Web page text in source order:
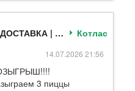
Суши Маркет 29 | ДОСТАВКА | роллы| суши| пицца Котлас
14.07.2026 21:56
3 пиццы